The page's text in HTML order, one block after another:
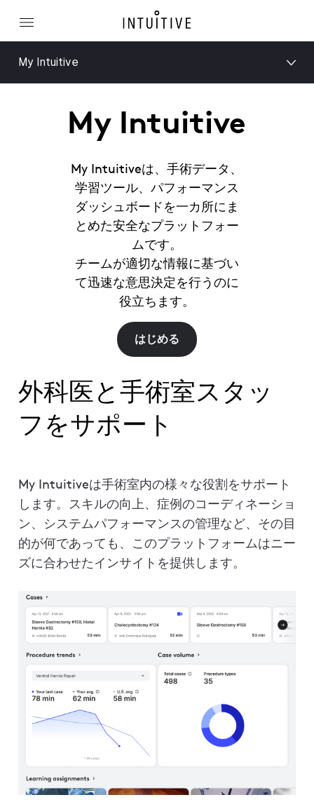
My Intuitive
My Intuitive
My Intuitiveは、手術データ、
学習ツール、パフォーマンス
ダッシュボードを一カ所にま
とめた安全なプラットフォー
ムです。
チームが適切な情報に基づい
て迅速な意思決定を行うのに
役立ちます。
はじめる
外科医と手術室スタッ
フをサポート
My Intuitiveは手術室内の様々な役割をサポート
します。スキルの向上、症例のコーディネーショ
ン、システムパフォーマンスの管理など、その目
的が何であっても、このプラットフォームはニー
ズに合わせたインサイトを提供します。